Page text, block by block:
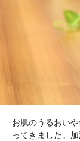
お肌のうるおい
ってきました。